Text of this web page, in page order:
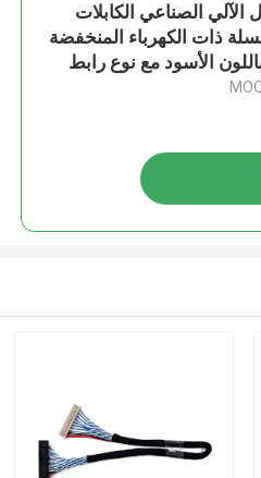
الآلي الصناعي الكابلات
ذات الكهرباء المنخفضة
الأسود مع نوع رابط